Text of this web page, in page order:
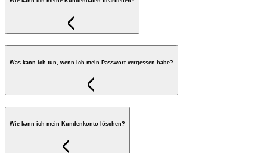
Was kann ich tun, wenn ich mein Passwort vergessen habe?
Wie kann ich mein Kundenkonto löschen?